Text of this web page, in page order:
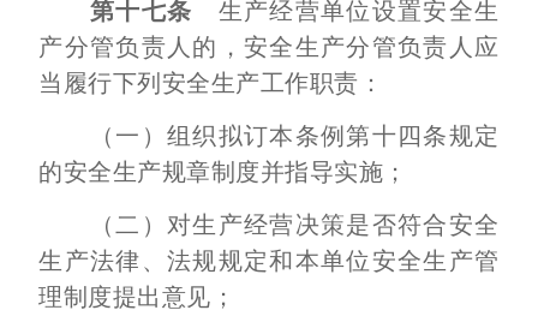
第十七条 生产经营单位设置安全生
产分管负责人的，安全生产分管负责人应
当履行下列安全生产工作职责：
（一）组织拟订本条例第十四条规定
的安全生产规章制度并指导实施；
（二）对生产经营决策是否符合安全
生产法律、法规规定和本单位安全生产管
理制度提出意见；